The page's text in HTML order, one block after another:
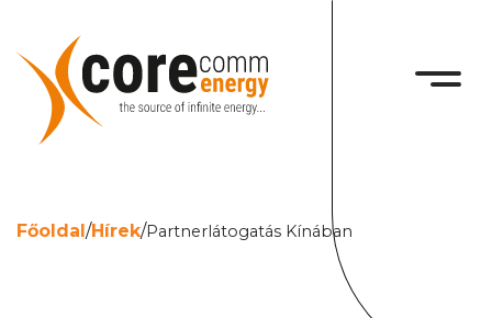
Főoldal/Hírek/Partnerlátogatás Kínában